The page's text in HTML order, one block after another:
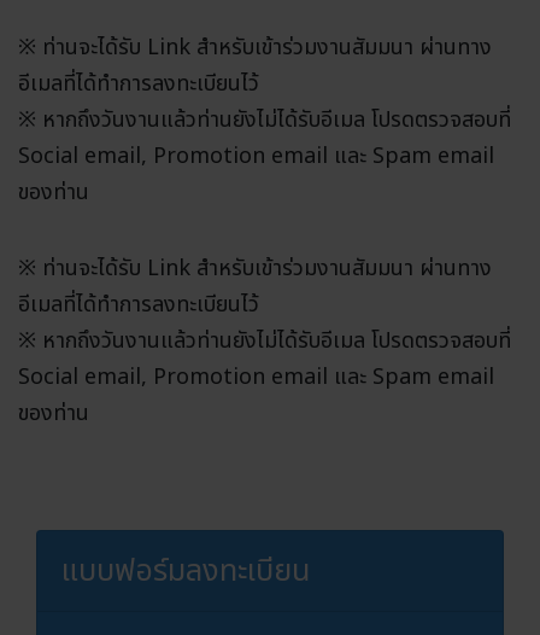
※ ท่านจะได้รับ Link สำหรับเข้าร่วมงานสัมมนา ผ่านทาง
อีเมลที่ได้ทำการลงทะเบียนไว้
※ หากถึงวันงานแล้วท่านยังไม่ได้รับอีเมล โปรดตรวจสอบที่
Social email, Promotion email และ Spam email
ของท่าน
※ ท่านจะได้รับ Link สำหรับเข้าร่วมงานสัมมนา ผ่านทาง
อีเมลที่ได้ทำการลงทะเบียนไว้
※ หากถึงวันงานแล้วท่านยังไม่ได้รับอีเมล โปรดตรวจสอบที่
Social email, Promotion email และ Spam email
ของท่าน
แบบฟอร์มลงทะเบียน